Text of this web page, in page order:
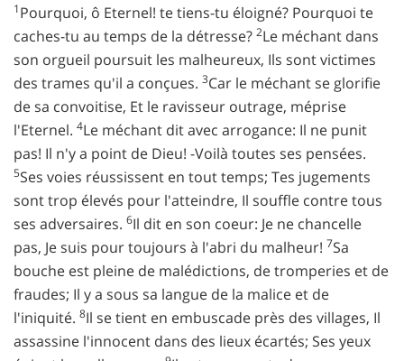
1Pourquoi, ô Eternel! te tiens-tu éloigné? Pourquoi te
caches-tu au temps de la détresse? 2Le méchant dans
son orgueil poursuit les malheureux, Ils sont victimes
des trames qu'il a conçues. 3Car le méchant se glorifie
de sa convoitise, Et le ravisseur outrage, méprise
l'Eternel. 4Le méchant dit avec arrogance: Il ne punit
pas! Il n'y a point de Dieu! -Voilà toutes ses pensées.
5Ses voies réussissent en tout temps; Tes jugements
sont trop élevés pour l'atteindre, Il souffle contre tous
ses adversaires. 6Il dit en son coeur: Je ne chancelle
pas, Je suis pour toujours à l'abri du malheur! 7Sa
bouche est pleine de malédictions, de tromperies et de
fraudes; Il y a sous sa langue de la malice et de
l'iniquité. 8Il se tient en embuscade près des villages, Il
assassine l'innocent dans des lieux écartés; Ses yeux